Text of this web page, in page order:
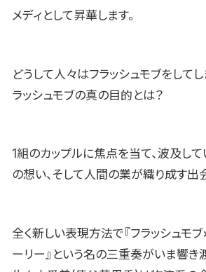
メディとして昇華します。
どうして人々はフラッシュモブをしてし
ラッシュモブの真の目的とは？
1組のカップルに焦点を当て、波及し
の想い、そして人間の業が織り成す出
全く新しい表現方法で『フラッシュモ
ーリー』という名の三重奏がいま響き